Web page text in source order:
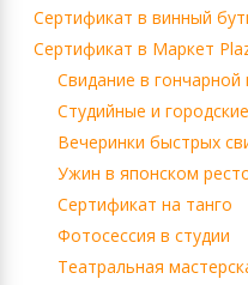
Сертификат в винный
Сертификат в Маркет
Свидание в гончарной
Студийные и
Вечеринки быстрых
Ужин в японском
Сертификат на танго
Фотосессия в студии
Театральная